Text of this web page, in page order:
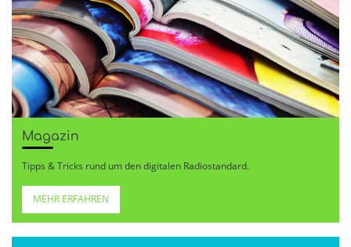
Magazin
Tipps & Tricks rund um den digitalen Radiostandard.
MEHR ERFAHREN